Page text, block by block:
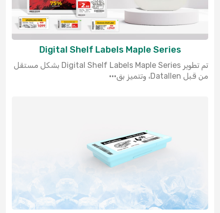
Digital Shelf Labels Maple Series
تم تطوير Digital Shelf Labels Maple Series بشكل مستقل
من قبل Datallen، وتتميز بق···